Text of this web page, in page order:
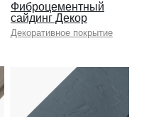
Декоративное покрытие
Фиброцементный
сайдинг Декор